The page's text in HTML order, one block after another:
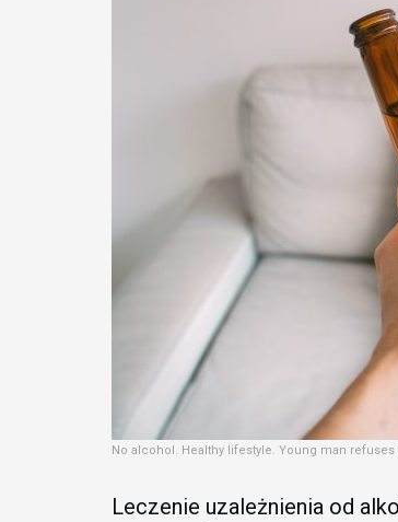
No alcohol. Healthy lifestyle. Young man
Leczenie uzależnienia od